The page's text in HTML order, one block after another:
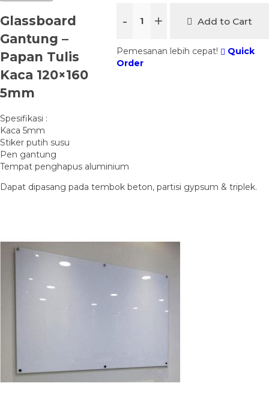
- + Add to Cart
Pemesanan lebih cepat!
Quick
Order
Glassboard
Gantung –
Papan Tulis
Kaca 120×160
5mm
Spesifikasi :
Kaca 5mm
Stiker putih susu
Pen gantung
Tempat penghapus aluminium
Dapat dipasang pada tembok beton, partisi gypsum & triplek.